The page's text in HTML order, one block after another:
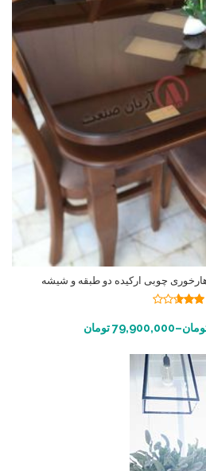
چوبی ارکیده دو طبقه و شیشه
از 5
–
79,900,000 تومان گزینه ها